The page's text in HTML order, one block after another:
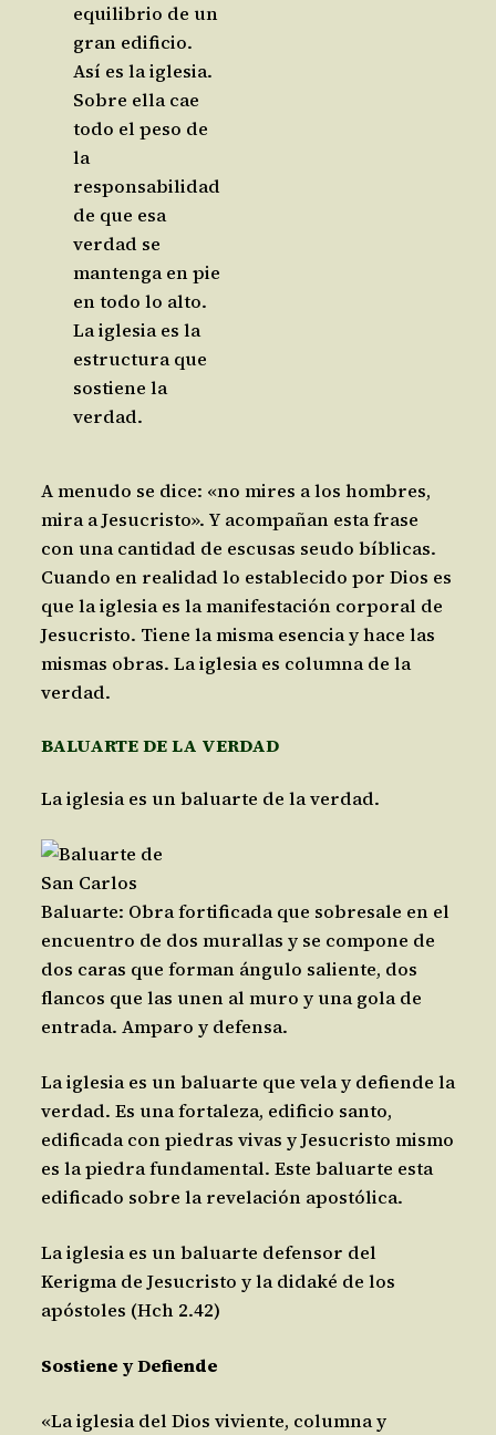
equilibrio de un
gran edificio.
Así es la iglesia.
Sobre ella cae
todo el peso de
la
responsabilidad
de que esa
verdad se
mantenga en pie
en todo lo alto.
La iglesia es la
estructura que
sostiene la
verdad.
A menudo se dice: «no mires a los hombres,
mira a Jesucristo». Y acompañan esta frase
con una cantidad de escusas seudo bíblicas.
Cuando en realidad lo establecido por Dios es
que la iglesia es la manifestación corporal de
Jesucristo. Tiene la misma esencia y hace las
mismas obras. La iglesia es columna de la
verdad.
BALUARTE DE LA VERDAD
La iglesia es un baluarte de la verdad.
Baluarte: Obra fortificada que sobresale en el
encuentro de dos murallas y se compone de
dos caras que forman ángulo saliente, dos
flancos que las unen al muro y una gola de
entrada. Amparo y defensa.
La iglesia es un baluarte que vela y defiende la
verdad. Es una fortaleza, edificio santo,
edificada con piedras vivas y Jesucristo mismo
es la piedra fundamental. Este baluarte esta
edificado sobre la revelación apostólica.
La iglesia es un baluarte defensor del
Kerigma de Jesucristo y la didaké de los
apóstoles (Hch 2.42)
Sostiene y Defiende
«La iglesia del Dios viviente, columna y